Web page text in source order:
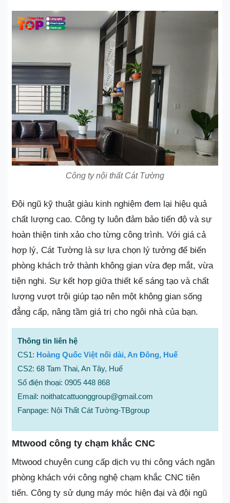
Công ty nội thất Cát Tường
Đội ngũ kỹ thuật giàu kinh nghiệm đem lại hiệu quả
chất lượng cao. Công ty luôn đảm bảo tiến độ và sự
hoàn thiện tinh xảo cho từng công trình. Với giá cả
hợp lý, Cát Tường là sự lựa chọn lý tưởng để biến
phòng khách trở thành không gian vừa đẹp mắt, vừa
tiện nghi. Sự kết hợp giữa thiết kế sáng tạo và chất
lượng vượt trội giúp tạo nên một không gian sống
đẳng cấp, nâng tầm giá trị cho ngôi nhà của bạn.
Thông tin liên hệ
CS1: Hoàng Quốc Việt nối dài, An Đông, Huế
CS2: 68 Tam Thai, An Tây, Huế
Số điện thoại: 0905 448 868
Email: noithatcattuonggroup@gmail.com
Fanpage: Nội Thất Cát Tường-TBgroup
Mtwood công ty chạm khắc CNC
Mtwood chuyên cung cấp dịch vụ thi công vách ngăn
phòng khách với công nghệ chạm khắc CNC tiên
tiến. Công ty sử dụng máy móc hiện đại và đội ngũ